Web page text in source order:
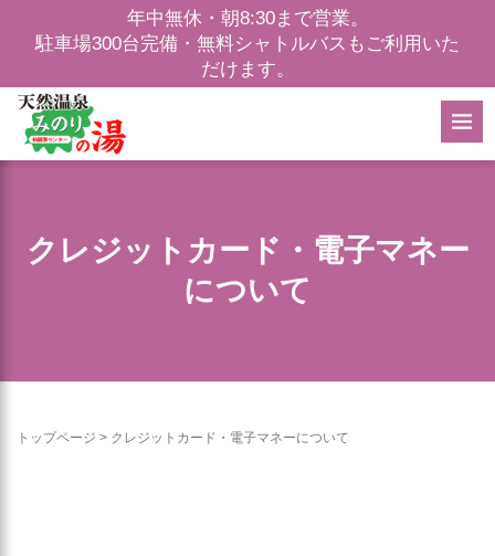
年中無休・朝8:30まで営業。
駐車場300台完備・無料シャトルバスもご利用いた
だけます。
クレジットカード・電子マネー
について
トップページ > クレジットカード・電子マネーについて